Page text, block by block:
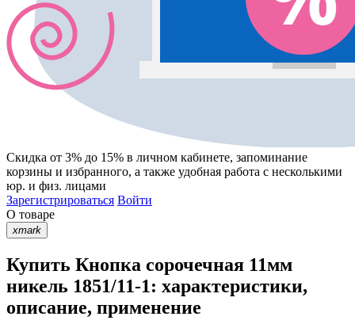
Скидка от 3% до 15% в личном кабинете, запоминание
корзины и избранного, а также удобная работа с несколькими
юр. и физ. лицами
Зарегистрироваться Войти
О товаре
xmark
Купить Кнопка сорочечная 11мм
никель 1851/11-1: характеристики,
описание, применение